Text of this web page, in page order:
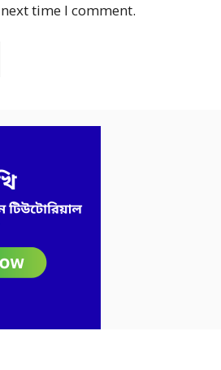
time I comment.